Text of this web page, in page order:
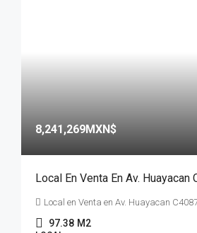
8,241,269MXN$
Local En Venta En Av. Huayacan
Local en Venta en Av. Huayacan
97.38 M2